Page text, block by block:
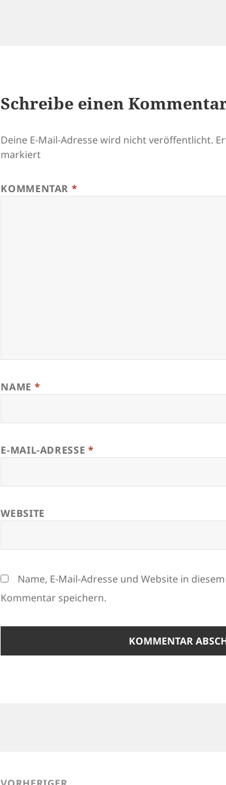
Schreibe einen
Deine E-Mail-Adresse wird nicht veröffentlicht.
markiert
KOMMENTAR *
NAME *
E-MAIL-ADRESSE *
WEBSITE
Name, E-Mail-Adresse und Website in
Kommentar speichern.